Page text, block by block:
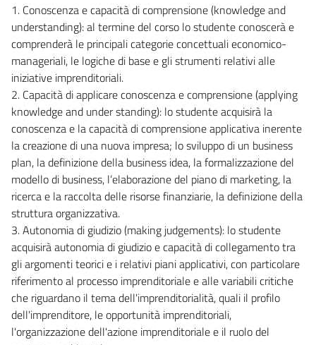
1. Conoscenza e capacità di comprensione (knowledge and
understanding): al termine del corso lo studente conoscerà e
comprenderà le principali categorie concettuali economico-
manageriali, le logiche di base e gli strumenti relativi alle
iniziative imprenditoriali.
2. Capacità di applicare conoscenza e comprensione (applying
knowledge and under standing): lo studente acquisirà la
conoscenza e la capacità di comprensione applicativa inerente
la creazione di una nuova impresa; lo sviluppo di un business
plan, la definizione della business idea, la formalizzazione del
modello di business, l’elaborazione del piano di marketing, la
ricerca e la raccolta delle risorse finanziarie, la definizione della
struttura organizzativa.
3. Autonomia di giudizio (making judgements): lo studente
acquisirà autonomia di giudizio e capacità di collegamento tra
gli argomenti teorici e i relativi piani applicativi, con particolare
riferimento al processo imprenditoriale e alle variabili critiche
che riguardano il tema dell'imprenditorialità, quali il profilo
dell'imprenditore, le opportunità imprenditoriali,
l'organizzazione dell'azione imprenditoriale e il ruolo del